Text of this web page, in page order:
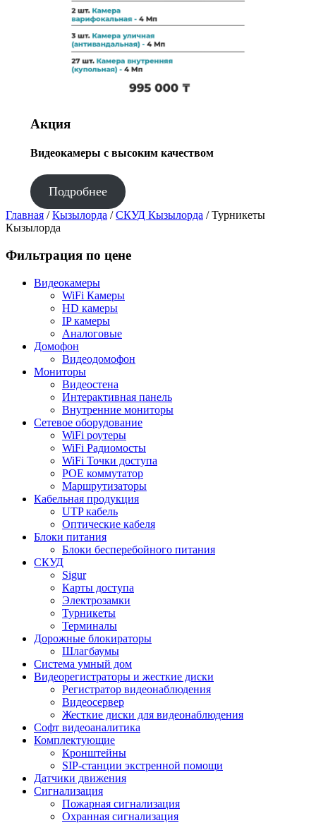
Акция
Видеокамеры с высоким качеством
Подробнее
Главная /Кызылорда /СКУД Кызылорда / Турникеты
Кызылорда
Фильтрация по цене
Видеокамеры
WiFi Камеры
HD камеры
IP камеры
Аналоговые
Домофон
Видеодомофон
Мониторы
Видеостена
Интерактивная панель
Внутренние мониторы
Сетевое оборудование
WiFi роутеры
WiFi Радиомосты
WiFi Точки доступа
POE коммутатор
Маршрутизаторы
Кабельная продукция
UTP кабель
Оптические кабеля
Блоки питания
Блоки бесперебойного питания
СКУД
Sigur
Карты доступа
Электрозамки
Турникеты
Терминалы
Дорожные блокираторы
Шлагбаумы
Cистема умный дом
Видеорегистраторы и жесткие диски
Регистратор видеонаблюдения
Видеосервер
Жесткие диски для видеонаблюдения
Софт видеоаналитика
Комплектующие
Кронштейны
SIP-станции экстренной помощи
Датчики движения
Сигнализация
Пожарная сигнализация
Охранная сигнализация